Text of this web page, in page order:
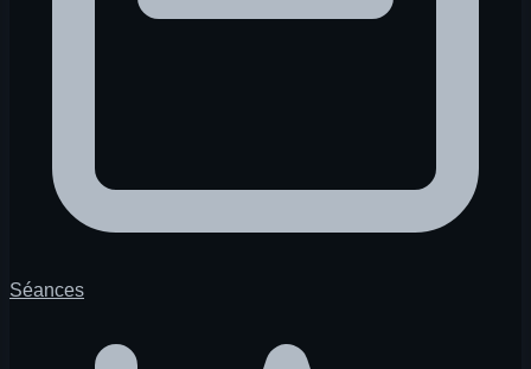
Séances